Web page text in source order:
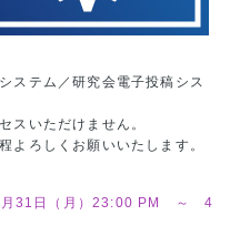
ステム／研究会電子投稿シス
スいただけません。
よろしくお願いいたします。
月31日（月）23:00 PM ～ 4